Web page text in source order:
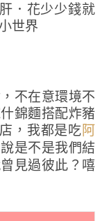
不在意環境不
錦麵搭配炸豬
，我都是吃阿
是不是我們結
見過彼此？嘻